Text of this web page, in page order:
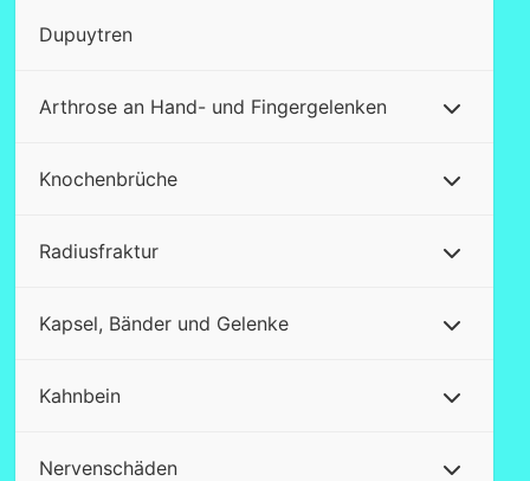
Dupuytren
Arthrose an Hand- und Fingergelenken
Knochenbrüche
Radiusfraktur
Kapsel, Bänder und Gelenke
Kahnbein
Nervenschäden